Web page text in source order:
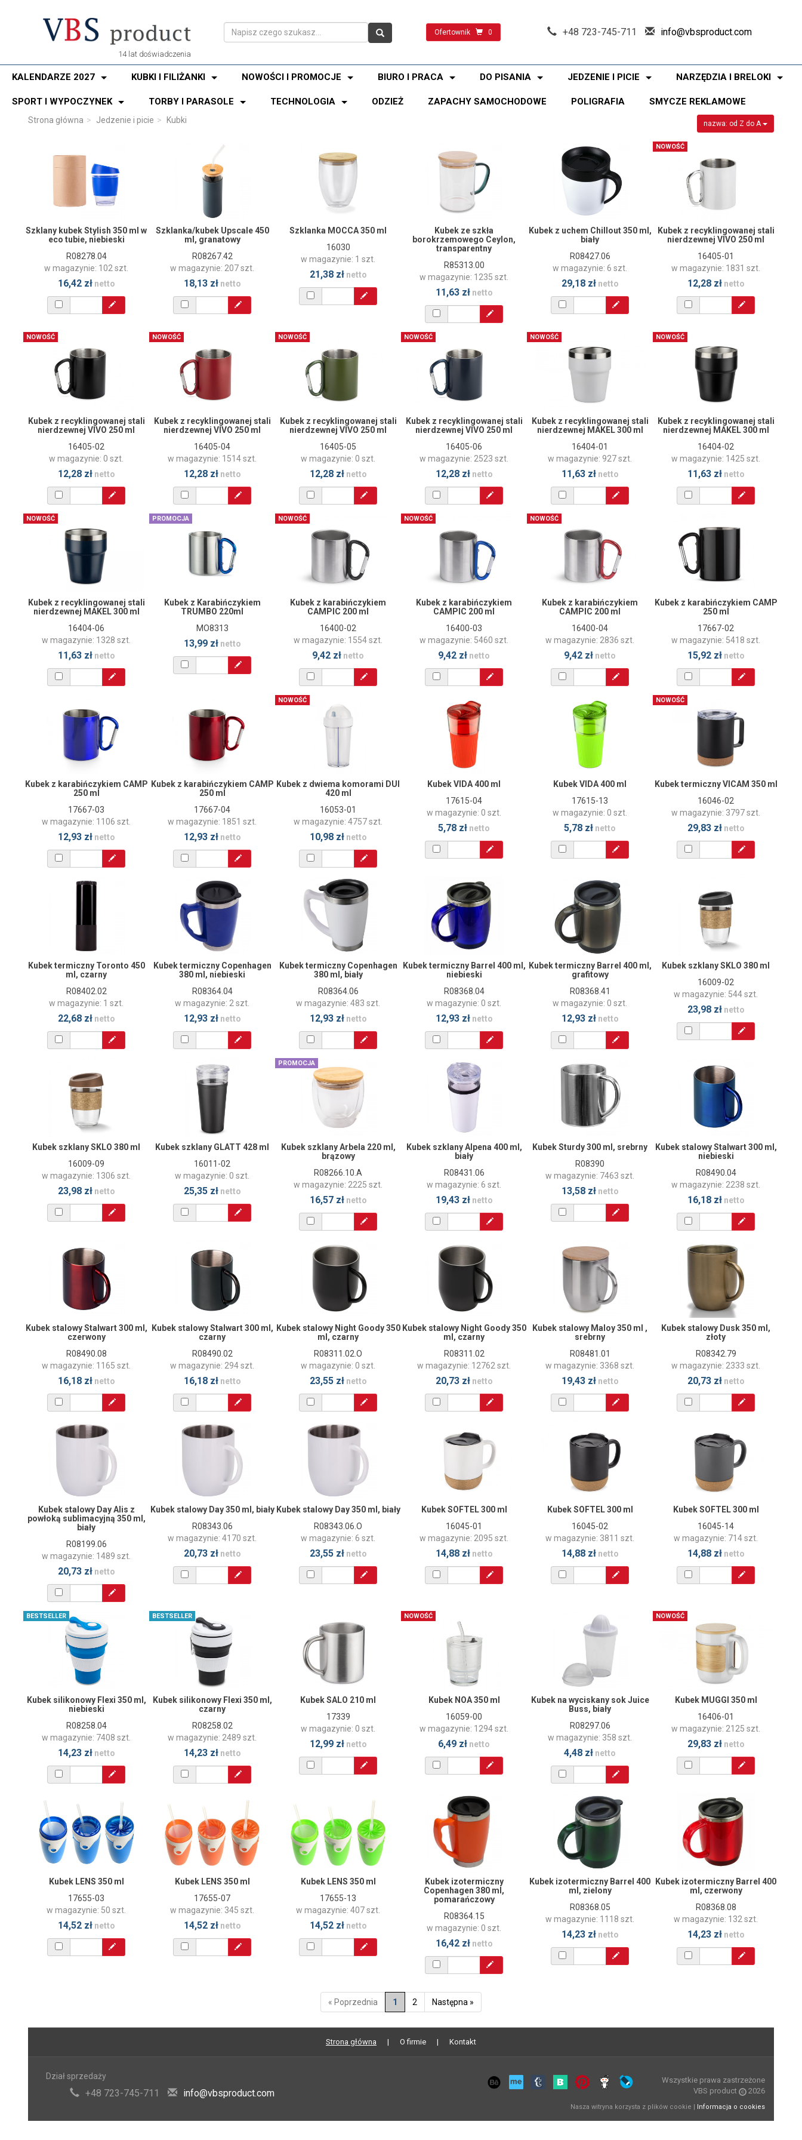
14 lat doświadczenia
Ofertownik 0 +48 723-745-711 info@vbsproduct.com
KALENDARZE 2027 KUBKI I FILIŻANKI NOWOŚCI I PROMOCJE BIURO I PRACA DO PISANIA JEDZENIE I PICIE NARZĘDZIA I BRELOKI
SPORT I WYPOCZYNEK TORBY I PARASOLE TECHNOLOGIA ODZIEŻ ZAPACHY SAMOCHODOWE POLIGRAFIA SMYCZE REKLAMOWE
Strona główna Jedzenie i picie Kubki nazwa: od Z do A
Szklany kubek Stylish 350 ml w
eco tubie, niebieski
R08278.04
w magazynie: 102 szt.
16,42 złnetto
Szklanka/kubek Upscale 450
ml, granatowy
R08267.42
w magazynie: 207 szt.
18,13 złnetto
Szklanka MOCCA 350 ml
16030
w magazynie: 1 szt.
21,38 złnetto
Kubek ze szkła
borokrzemowego Ceylon,
transparentny
R85313.00
w magazynie: 1235 szt.
11,63 złnetto
Kubek z uchem Chillout 350 ml,
biały
R08427.06
w magazynie: 6 szt.
29,18 złnetto
NOWOŚĆ
Kubek z recyklingowanej stali
nierdzewnej VIVO 250 ml
16405-01
w magazynie: 1831 szt.
12,28 złnetto
NOWOŚĆ
Kubek z recyklingowanej stali
nierdzewnej VIVO 250 ml
16405-02
w magazynie: 0 szt.
12,28 złnetto
NOWOŚĆ
Kubek z recyklingowanej stali
nierdzewnej VIVO 250 ml
16405-04
w magazynie: 1514 szt.
12,28 złnetto
NOWOŚĆ
Kubek z recyklingowanej stali
nierdzewnej VIVO 250 ml
16405-05
w magazynie: 0 szt.
12,28 złnetto
NOWOŚĆ
Kubek z recyklingowanej stali
nierdzewnej VIVO 250 ml
16405-06
w magazynie: 2523 szt.
12,28 złnetto
NOWOŚĆ
Kubek z recyklingowanej stali
nierdzewnej MAKEL 300 ml
16404-01
w magazynie: 927 szt.
11,63 złnetto
NOWOŚĆ
Kubek z recyklingowanej stali
nierdzewnej MAKEL 300 ml
16404-02
w magazynie: 1425 szt.
11,63 złnetto
NOWOŚĆ
Kubek z recyklingowanej stali
nierdzewnej MAKEL 300 ml
16404-06
w magazynie: 1328 szt.
11,63 złnetto
PROMOCJA
Kubek z Karabińczykiem
TRUMBO 220ml
MO8313
13,99 złnetto
NOWOŚĆ
Kubek z karabińczykiem
CAMPIC 200 ml
16400-02
w magazynie: 1554 szt.
9,42 zł netto
NOWOŚĆ
Kubek z karabińczykiem
CAMPIC 200 ml
16400-03
w magazynie: 5460 szt.
9,42 zł netto
NOWOŚĆ
Kubek z karabińczykiem
CAMPIC 200 ml
16400-04
w magazynie: 2836 szt.
9,42 zł netto
Kubek z karabińczykiem CAMP
250 ml
17667-02
w magazynie: 5418 szt.
15,92 złnetto
Kubek z karabińczykiem CAMP
250 ml
17667-03
w magazynie: 1106 szt.
12,93 złnetto
Kubek z karabińczykiem CAMP
250 ml
17667-04
w magazynie: 1851 szt.
12,93 złnetto
NOWOŚĆ
Kubek z dwiema komorami DUI
420 ml
16053-01
w magazynie: 4757 szt.
10,98 złnetto
Kubek VIDA 400 ml
17615-04
w magazynie: 0 szt.
5,78 zł netto
Kubek VIDA 400 ml
17615-13
w magazynie: 0 szt.
5,78 zł netto
NOWOŚĆ
Kubek termiczny VICAM 350 ml
16046-02
w magazynie: 3797 szt.
29,83 złnetto
Kubek termiczny Toronto 450
ml, czarny
R08402.02
w magazynie: 1 szt.
22,68 złnetto
Kubek termiczny Copenhagen
380 ml, niebieski
R08364.04
w magazynie: 2 szt.
12,93 złnetto
Kubek termiczny Copenhagen
380 ml, biały
R08364.06
w magazynie: 483 szt.
12,93 złnetto
Kubek termiczny Barrel 400 ml,
niebieski
R08368.04
w magazynie: 0 szt.
12,93 złnetto
Kubek termiczny Barrel 400 ml,
grafitowy
R08368.41
w magazynie: 0 szt.
12,93 złnetto
Kubek szklany SKLO 380 ml
16009-02
w magazynie: 544 szt.
23,98 złnetto
Kubek szklany SKLO 380 ml
16009-09
w magazynie: 1306 szt.
23,98 złnetto
Kubek szklany GLATT 428 ml
16011-02
w magazynie: 0 szt.
25,35 złnetto
PROMOCJA
Kubek szklany Arbela 220 ml,
brązowy
R08266.10.A
w magazynie: 2225 szt.
16,57 złnetto
Kubek szklany Alpena 400 ml,
biały
R08431.06
w magazynie: 6 szt.
19,43 złnetto
Kubek Sturdy 300 ml, srebrny
R08390
w magazynie: 7463 szt.
13,58 złnetto
Kubek stalowy Stalwart 300 ml,
niebieski
R08490.04
w magazynie: 2238 szt.
16,18 złnetto
Kubek stalowy Stalwart 300 ml,
czerwony
R08490.08
w magazynie: 1165 szt.
16,18 złnetto
Kubek stalowy Stalwart 300 ml,
czarny
R08490.02
w magazynie: 294 szt.
16,18 złnetto
Kubek stalowy Night Goody 350
ml, czarny
R08311.02.O
w magazynie: 0 szt.
23,55 złnetto
Kubek stalowy Night Goody 350
ml, czarny
R08311.02
w magazynie: 12762 szt.
20,73 złnetto
Kubek stalowy Maloy 350 ml ,
srebrny
R08481.01
w magazynie: 3368 szt.
19,43 złnetto
Kubek stalowy Dusk 350 ml,
złoty
R08342.79
w magazynie: 2333 szt.
20,73 złnetto
Kubek stalowy Day Alis z
powłoką sublimacyjną 350 ml,
biały
R08199.06
w magazynie: 1489 szt.
20,73 złnetto
Kubek stalowy Day 350 ml, biały
R08343.06
w magazynie: 4170 szt.
20,73 złnetto
Kubek stalowy Day 350 ml, biały
R08343.06.O
w magazynie: 6 szt.
23,55 złnetto
Kubek SOFTEL 300 ml
16045-01
w magazynie: 2095 szt.
14,88 złnetto
Kubek SOFTEL 300 ml
16045-02
w magazynie: 3811 szt.
14,88 złnetto
Kubek SOFTEL 300 ml
16045-14
w magazynie: 714 szt.
14,88 złnetto
BESTSELLER
Kubek silikonowy Flexi 350 ml,
niebieski
R08258.04
w magazynie: 7408 szt.
14,23 złnetto
BESTSELLER
Kubek silikonowy Flexi 350 ml,
czarny
R08258.02
w magazynie: 2489 szt.
14,23 złnetto
Kubek SALO 210 ml
17339
w magazynie: 0 szt.
12,99 złnetto
NOWOŚĆ
Kubek NOA 350 ml
16059-00
w magazynie: 1294 szt.
6,49 zł netto
Kubek na wyciskany sok Juice
Buss, biały
R08297.06
w magazynie: 358 szt.
4,48 zł netto
NOWOŚĆ
Kubek MUGGI 350 ml
16406-01
w magazynie: 2125 szt.
29,83 złnetto
Kubek LENS 350 ml
17655-03
w magazynie: 50 szt.
14,52 złnetto
Kubek LENS 350 ml
17655-07
w magazynie: 345 szt.
14,52 złnetto
Kubek LENS 350 ml
17655-13
w magazynie: 407 szt.
14,52 złnetto
Kubek izotermiczny
Copenhagen 380 ml,
pomarańczowy
R08364.15
w magazynie: 0 szt.
16,42 złnetto
Kubek izotermiczny Barrel 400
ml, zielony
R08368.05
w magazynie: 1118 szt.
14,23 złnetto
Kubek izotermiczny Barrel 400
ml, czerwony
R08368.08
w magazynie: 132 szt.
14,23 złnetto
« Poprzednia 1 2 Następna »
Strona główna O firmie Kontakt
Dział sprzedaży
+48 723-745-711 info@vbsproduct.com
Wszystkie prawa zastrzeżone
VBS product
2026
Nasza witryna korzysta z plików cookie | Informacja o cookies